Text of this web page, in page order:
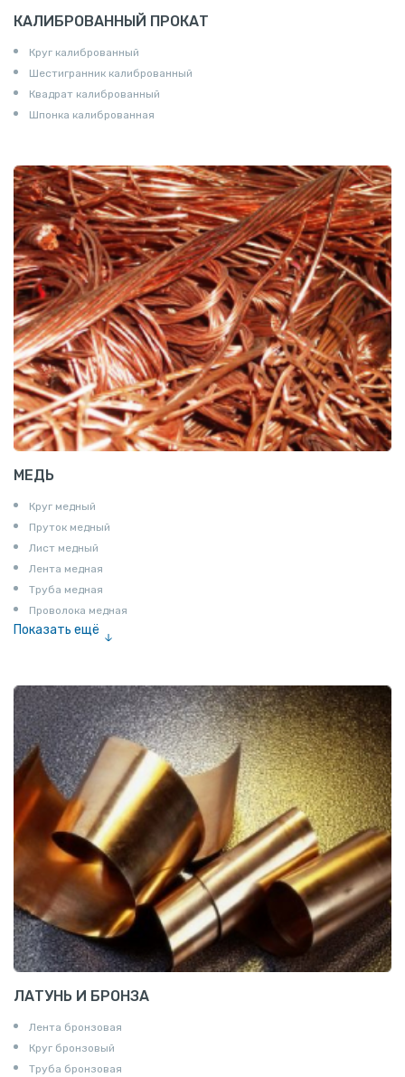
КАЛИБРОВАННЫЙ ПРОКАТ
Круг калиброванный
Шестигранник калиброванный
Квадрат калиброванный
Шпонка калиброванная
МЕДЬ
Круг медный
Пруток медный
Лист медный
Лента медная
Труба медная
Проволока медная
Показать ещё
ЛАТУНЬ И БРОНЗА
Лента бронзовая
Круг бронзовый
Труба бронзовая